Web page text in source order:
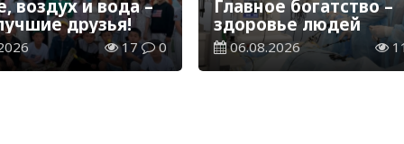
воздух и вода –
друзья!
17 0
Главное богатство –
здоровье людей
06.08.2026